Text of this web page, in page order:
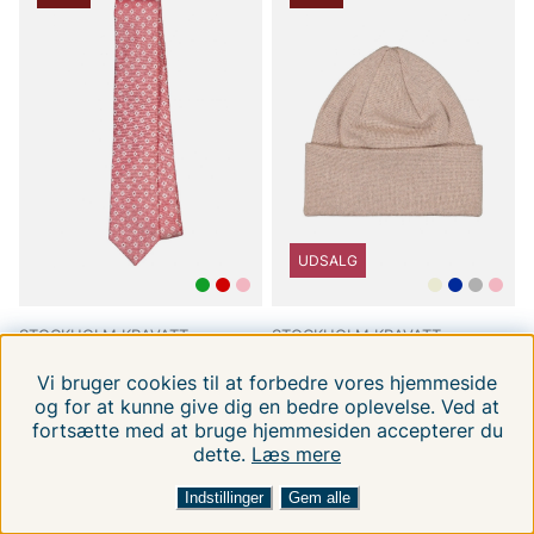
FILTRERA EFTER SORTER EFTER:
STOCKHOLM KRAVATT
ONE
219 DKK 359.00 DKK
UDSALG
STOCKHOLM KRAVATT
ONE
199 DKK 499.00 DKK
Vi bruger cookies til at forbedre vores hjemmeside
og for at kunne give dig en bedre oplevelse. Ved at
fortsætte med at bruge hjemmesiden accepterer du
dette. Læs mere
Indstillinger Gem alle